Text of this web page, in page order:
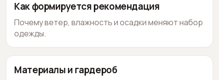
Как формируется рекомендация
Почему ветер, влажность и осадки меняют набор
одежды.
Материалы и гардероб